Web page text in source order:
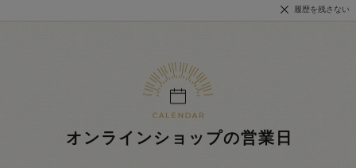
履歴を残さない
オンラインショップの営業日